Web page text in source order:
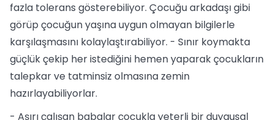
fazla tolerans gösterebiliyor. Çocuğu arkadaşı gibi
görüp çocuğun yaşına uygun olmayan bilgilerle
karşılaşmasını kolaylaştırabiliyor. - Sınır koymakta
güçlük çekip her istediğini hemen yaparak çocukların
talepkar ve tatminsiz olmasına zemin
hazırlayabiliyorlar.
- Aşırı çalışan babalar çocukla yeterli bir duygusal